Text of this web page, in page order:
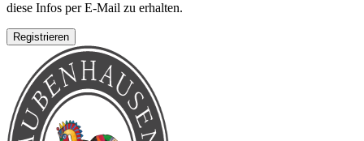
diese Infos per E-Mail zu erhalten.
Registrieren